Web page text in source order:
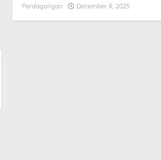
Perdagangan
December 8, 2025